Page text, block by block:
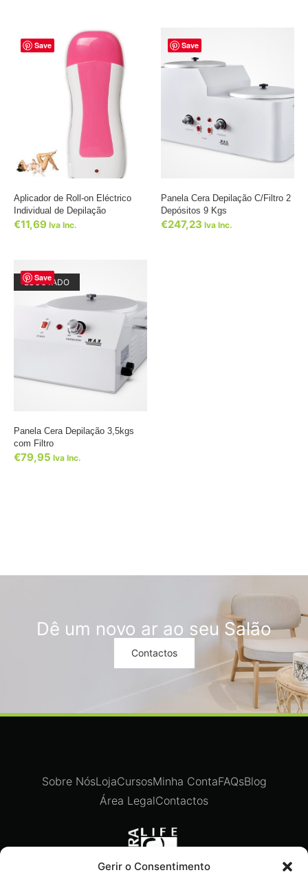
Gerir o Consentimento
Save
Aplicador de Roll-on Eléctrico
Individual de Depilação
€11,69 Iva Inc.
Save
Panela Cera Depilação C/Filtro 2
Depósitos 9 Kgs
€247,23 Iva Inc.
Save
ESGOTADO
Panela Cera Depilação 3,5kgs
com Filtro
€79,95 Iva Inc.
Dê um novo ar ao seu Salão
Contactos
Sobre NósLojaCursosMinha ContaFAQsBlog
Área LegalContactos